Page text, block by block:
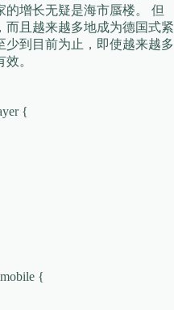
增长无疑是海市蜃楼。 但
而且越来越多地成为德国式紧
到目前为止，即使越来越多
。
{
{